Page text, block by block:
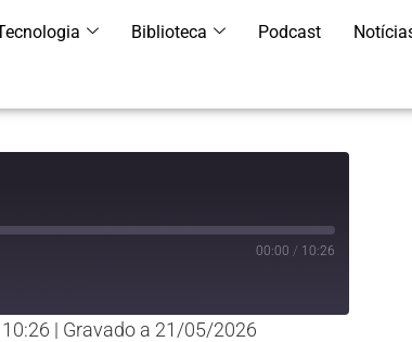
Biblioteca Podcast
00:00 / 10:26
| Gravado a 21/05/2026